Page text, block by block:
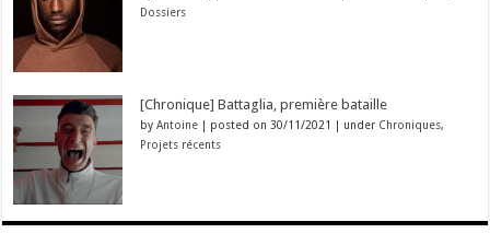
Dossiers
[Chronique] Battaglia, première bataille
byAntoine | posted on 30/11/2021 | under Chroniques,
Projets récents